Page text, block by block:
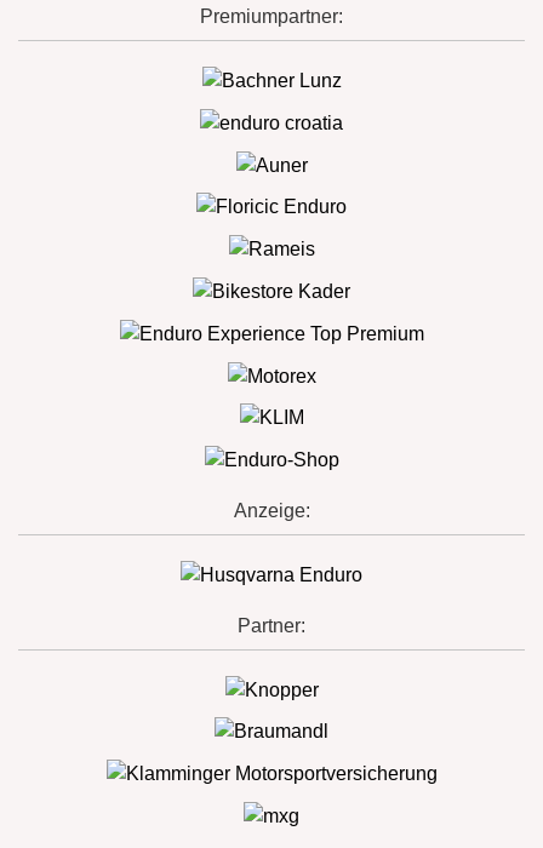
Premiumpartner:
Anzeige:
Partner: